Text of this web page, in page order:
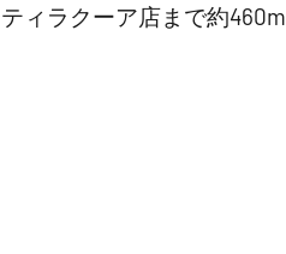
ィラクーア店まで約460m